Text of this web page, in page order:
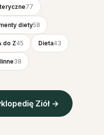
77
diety58
do Z45 Dieta43
38
Ziół →